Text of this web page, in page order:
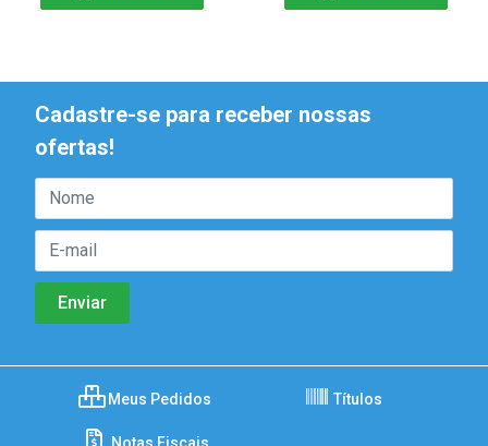
Cadastre-se para receber nossas
ofertas!
Meus Pedidos Títulos
Notas Fiscais